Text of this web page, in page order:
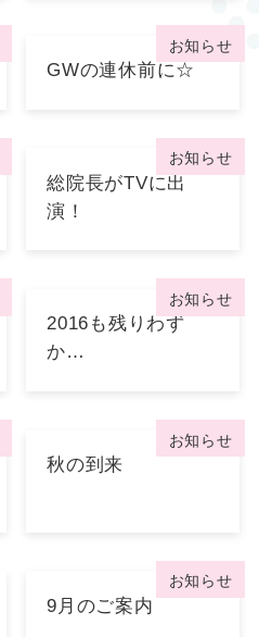
お知らせ
GWの連休前に☆
お知らせ
総院長がTVに出
演！
お知らせ
2016も残りわず
か…
お知らせ
秋の到来
お知らせ
9月のご案内